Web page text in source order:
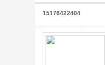
15176422404